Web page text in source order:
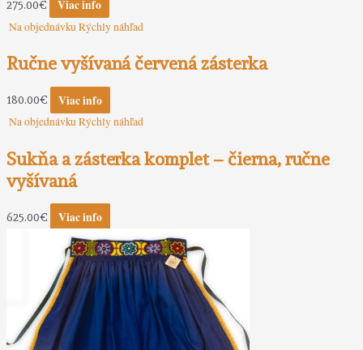
275.00€ Viac info
Na objednávku Rýchly náhľad
Ručne vyšívaná červená zásterka
180.00€ Viac info
Na objednávkuRýchly náhľad
Sukňa a zásterka komplet – čierna, ručne
vyšívaná
625.00€ Viac info